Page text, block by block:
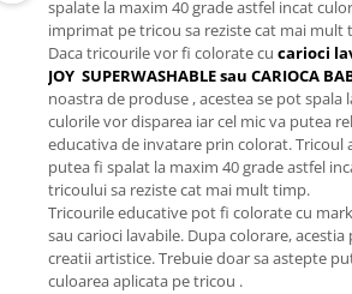
spalate la maxim 40 grade astfel incat
imprimat pe tricou sa reziste cat mai mult
Daca tricourile vor fi colorate cu carioci
JOY SUPERWASHABLE sau CARIOCA
noastra de produse , acestea se pot spala
culorile vor disparea iar cel mic va putea
educativa de invatare prin colorat. Tricoul
putea fi spalat la maxim 40 grade astfel
tricoului sa reziste cat mai mult timp.
Tricourile educative pot fi colorate cu
sau carioci lavabile. Dupa colorare,
creatii artistice. Trebuie doar sa astepte
culoarea aplicata pe tricou .